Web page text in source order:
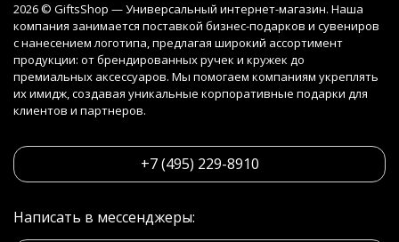
2026 © GiftsShop — Универсальный интернет-магазин. Наша
компания занимается поставкой бизнес-подарков и сувениров
с нанесением логотипа, предлагая широкий ассортимент
продукции: от брендированных ручек и кружек до
премиальных аксессуаров. Мы помогаем компаниям укреплять
их имидж, создавая уникальные корпоративные подарки для
клиентов и партнеров.
+7 (495) 229-8910
Написать в мессенджеры: